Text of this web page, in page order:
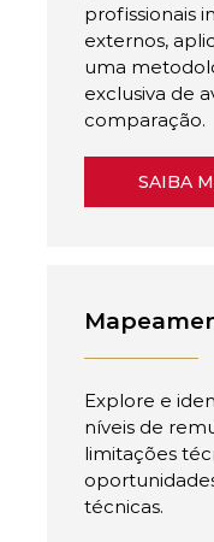
profissionais
externos,
uma
exclusiva de
comparação.
SAIBA
Explore e
níveis de
limitações
técnicas.